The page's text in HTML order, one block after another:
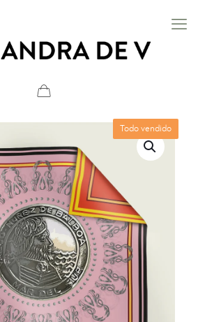
Todo vendido